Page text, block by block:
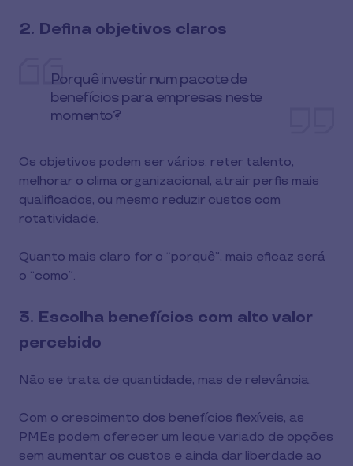
2. Defina objetivos claros
Porquê investir num pacote de
benefícios para empresas neste
momento?
Os objetivos podem ser vários: reter talento,
melhorar o clima organizacional, atrair perfis mais
qualificados, ou mesmo reduzir custos com
rotatividade.
Quanto mais claro for o “porquê”, mais eficaz será
o “como”.
3. Escolha benefícios com alto valor
percebido
Não se trata de quantidade, mas de relevância.
Com o crescimento dos benefícios flexíveis, as
PMEs podem oferecer um leque variado de opções
sem aumentar os custos e ainda dar liberdade ao